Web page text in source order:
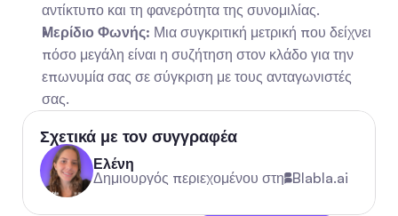
αντίκτυπο και τη φανερότητα της συνομιλίας.
Μερίδιο Φωνής: Μια συγκριτική μετρική που δείχνει
πόσο μεγάλη είναι η συζήτηση στον κλάδο για την
επωνυμία σας σε σύγκριση με τους ανταγωνιστές
σας.
Σχετικά με τον συγγραφέα
Ελένη
Δημιουργός περιεχομένου στη Blabla.ai